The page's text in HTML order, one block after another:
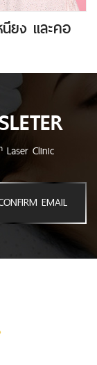
นียง และคอ
Laser Clinic
EMAIL